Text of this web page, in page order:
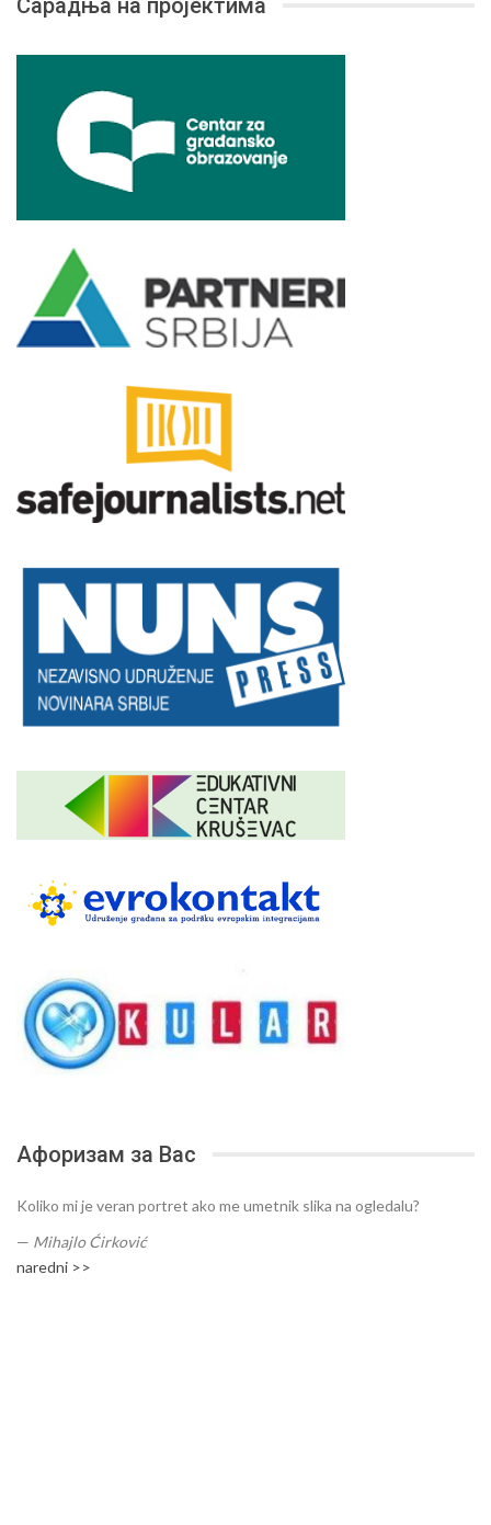
Сарадња на пројектима
Афоризам за Вас
Koliko mi je veran portret ako me umetnik slika na ogledalu?
— Mihajlo Ćirković
naredni >>